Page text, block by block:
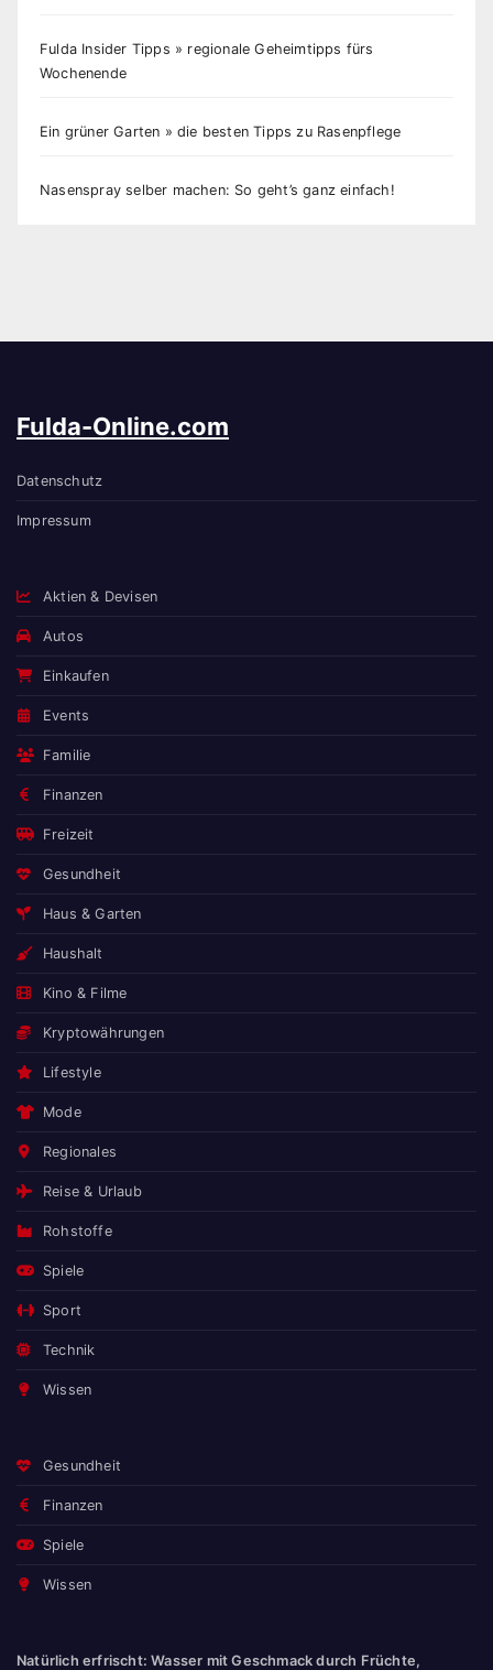
Fulda Insider Tipps » regionale Geheimtipps fürs
Wochenende
Ein grüner Garten » die besten Tipps zu Rasenpflege
Nasenspray selber machen: So geht’s ganz einfach!
Fulda-Online.com
Datenschutz
Impressum
Aktien & Devisen
Autos
Einkaufen
Events
Familie
Finanzen
Freizeit
Gesundheit
Haus & Garten
Haushalt
Kino & Filme
Kryptowährungen
Lifestyle
Mode
Regionales
Reise & Urlaub
Rohstoffe
Spiele
Sport
Technik
Wissen
Gesundheit
Finanzen
Spiele
Wissen
Natürlich erfrischt: Wasser mit Geschmack durch Früchte,